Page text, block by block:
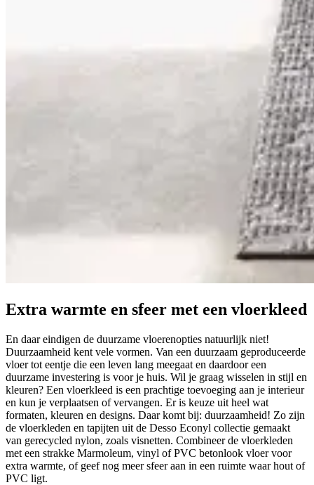
Extra warmte en sfeer met een vloerkleed
En daar eindigen de duurzame vloerenopties natuurlijk niet!
Duurzaamheid kent vele vormen. Van een duurzaam geproduceerde
vloer tot eentje die een leven lang meegaat en daardoor een
duurzame investering is voor je huis. Wil je graag wisselen in stijl en
kleuren? Een vloerkleed is een prachtige toevoeging aan je interieur
en kun je verplaatsen of vervangen. Er is keuze uit heel wat
formaten, kleuren en designs. Daar komt bij: duurzaamheid! Zo zijn
de vloerkleden en tapijten uit de Desso Econyl collectie gemaakt
van gerecycled nylon, zoals visnetten. Combineer de vloerkleden
met een strakke Marmoleum, vinyl of PVC betonlook vloer voor
extra warmte, of geef nog meer sfeer aan in een ruimte waar hout of
PVC ligt.